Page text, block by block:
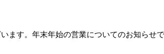
ます。年末年始の営業についてのお知らせで